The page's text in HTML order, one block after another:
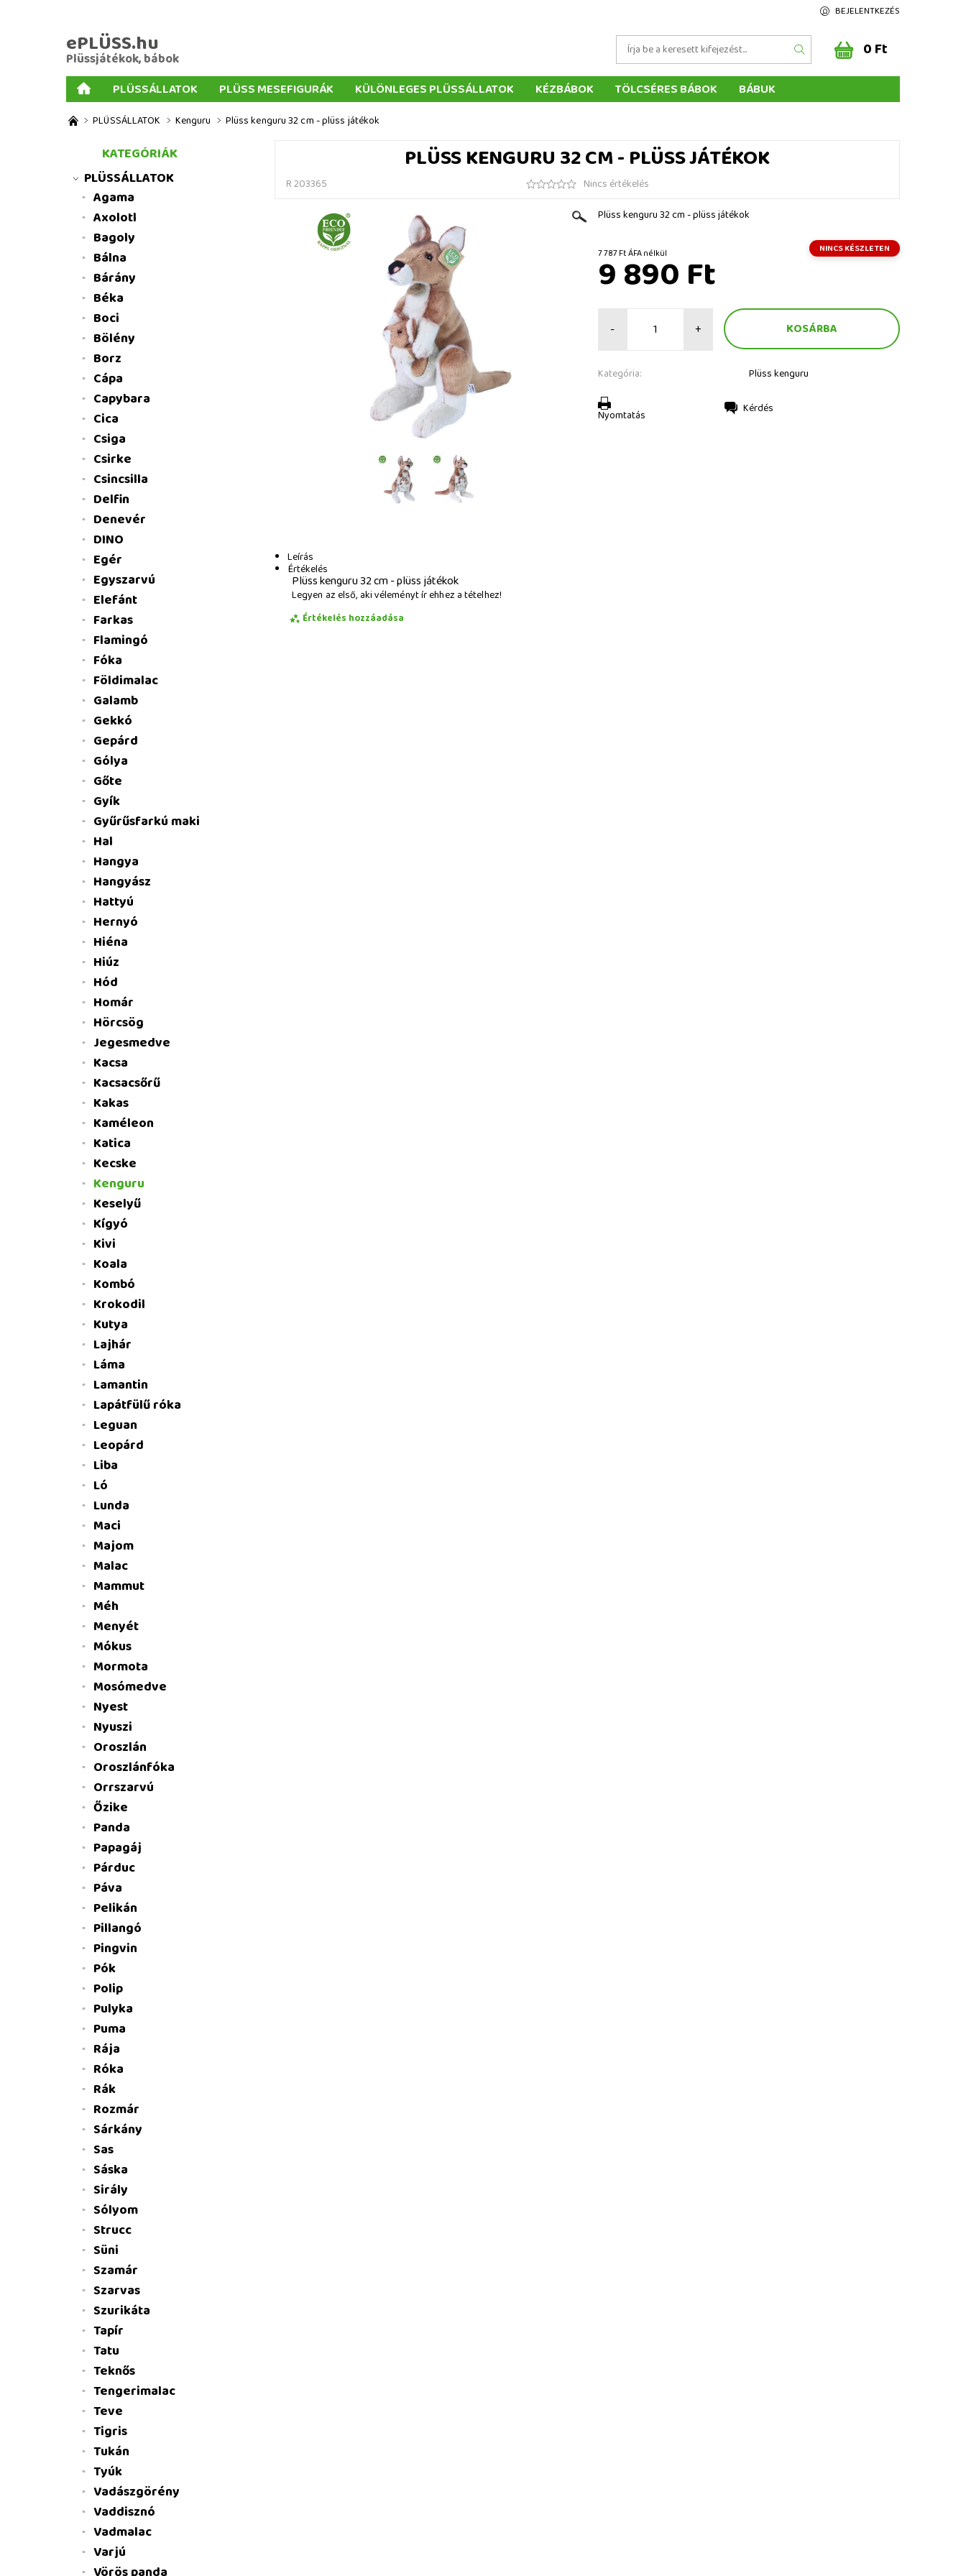
BEJELENTKEZÉS
ePLÜSS.hu
Plüssjátékok, bábok 0 Ft
PLÜSSÁLLATOK PLÜSS MESEFIGURÁK KÜLÖNLEGES PLÜSSÁLLATOK KÉZBÁBOK TÖLCSÉRES BÁBOK
BÁBUK
AJÁNDÉKOK PLÜSSÖKHÖZ
MENNYISÉGI KEDVEZMÉNYEK
ÜZLETI FELTÉTELEK
PLÜSSÁLLATOK Kenguru Plüss kenguru 32 cm - plüss játékok
PLÜSS KENGURU 32 CM - PLÜSS JÁTÉKOK
R 203365
Nincs értékelés
Plüss kenguru 32 cm - plüss játékok
7 787 Ft ÁFA nélkül NINCS KÉSZLETEN
9 890 Ft
- +
Kategória: Plüss kenguru
Nyomtatás Kérdés
Leírás
Értékelés
Plüss kenguru 32 cm - plüss játékok
Legyen az első, aki véleményt ír ehhez a tételhez!
Értékelés hozzáadása
KATEGÓRIÁK
PLÜSSÁLLATOK
Agama
Axolotl
Bagoly
Bálna
Bárány
Béka
Boci
Bölény
Borz
Cápa
Capybara
Cica
Csiga
Csirke
Csincsilla
Delfin
Denevér
DINO
Egér
Egyszarvú
Elefánt
Farkas
Flamingó
Fóka
Földimalac
Galamb
Gekkó
Gepárd
Gólya
Gőte
Gyík
Gyűrűsfarkú maki
Hal
Hangya
Hangyász
Hattyú
Hernyó
Hiéna
Hiúz
Hód
Homár
Hörcsög
Jegesmedve
Kacsa
Kacsacsőrű
Kakas
Kaméleon
Katica
Kecske
Kenguru
Keselyű
Kígyó
Kivi
Koala
Kombó
Krokodil
Kutya
Lajhár
Láma
Lamantin
Lapátfülű róka
Leguan
Leopárd
Liba
Ló
Lunda
Maci
Majom
Malac
Mammut
Méh
Menyét
Mókus
Mormota
Mosómedve
Nyest
Nyuszi
Oroszlán
Oroszlánfóka
Orrszarvú
Őzike
Panda
Papagáj
Párduc
Páva
Pelikán
Pillangó
Pingvin
Pók
Polip
Pulyka
Puma
Rája
Róka
Rák
Rozmár
Sárkány
Sas
Sáska
Sirály
Sólyom
Strucc
Süni
Szamár
Szarvas
Szurikáta
Tapír
Tatu
Teknős
Tengerimalac
Teve
Tigris
Tukán
Tyúk
Vadászgörény
Vaddisznó
Vadmalac
Varjú